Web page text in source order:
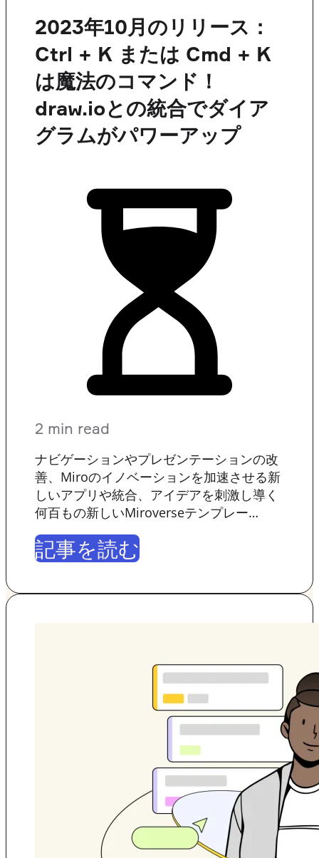
2023年10月のリリース：
Ctrl + K または Cmd + K
は魔法のコマンド！
draw.ioとの統合でダイア
グラムがパワーアップ
2 min read
ナビゲーションやプレゼンテーションの改
善、Miroのイノベーションを加速させる新
しいアプリや統合、アイデアを刺激し導く
何百もの新しいMiroverseテンプレー…
記事を読む